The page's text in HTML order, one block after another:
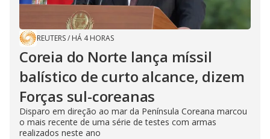
REUTERS/ HÁ 4 HORAS
Coreia do Norte lança míssil
balístico de curto alcance, dizem
Forças sul-coreanas
Disparo em direção ao mar da Península Coreana marcou
o mais recente de uma série de testes com armas
realizados neste ano